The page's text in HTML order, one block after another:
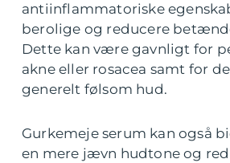
antiinflammatoriske
berolige og reducere
Dette kan være gavnligt for
akne eller rosacea samt for
generelt følsom hud.
Gurkemeje serum kan også
en mere jævn hudtone og